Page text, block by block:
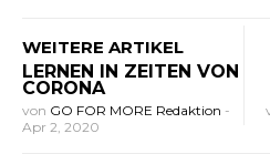
WEITERE ARTIKEL
LERNEN IN ZEITEN VON
CORONA
von GO FOR MORE Redaktion -
Apr 2, 2020